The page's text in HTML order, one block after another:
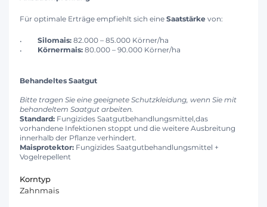
Für optimale Erträge empfiehlt sich eine Saatstärke von:
Silomais: 82.000 – 85.000 Körner/ha
Körnermais: 80.000 – 90.000 Körner/ha
Behandeltes Saatgut
Bitte tragen Sie eine geeignete Schutzkleidung, wenn Sie mit
behandeltem Saatgut arbeiten.
Standard: Fungizides Saatgutbehandlungsmittel,das
vorhandene Infektionen stoppt und die weitere Ausbreitung
innerhalb der Pflanze verhindert.
Maisprotektor: Fungizides Saatgutbehandlungsmittel +
Vogelrepellent
Korntyp
Zahnmais